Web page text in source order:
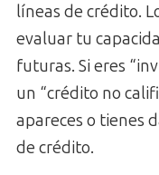
líneas de crédito.
evaluar tu
futuras. Si eres
un “crédito no
apareces o tienes
de crédito.